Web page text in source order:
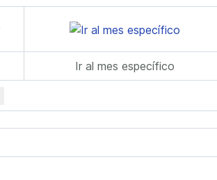
Ir al mes específico